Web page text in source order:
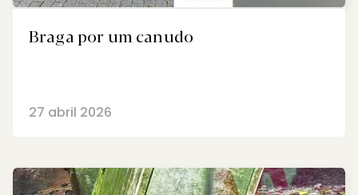
Braga por um canudo
27 abril 2026